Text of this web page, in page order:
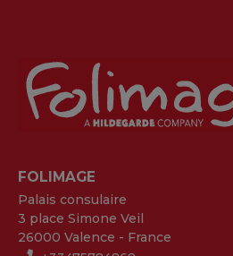
FOLIMAGE
Palais consulaire
3 place Simone Veil
26000 Valence - France